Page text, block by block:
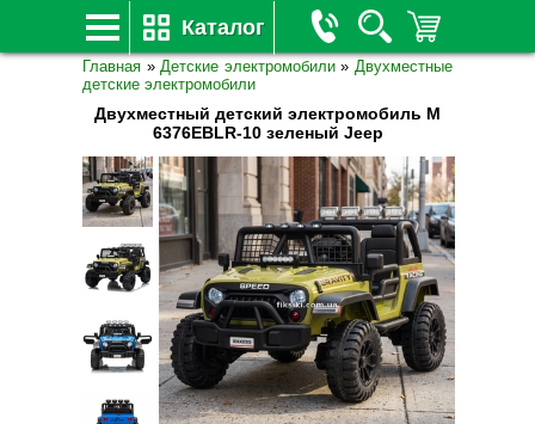
Каталог
Главная »Детские электромобили »Двухместные
детские электромобили
Двухместный детский электромобиль M
6376EBLR-10 зеленый Jeep